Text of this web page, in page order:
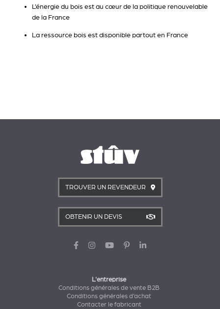
L’énergie du bois est au cœur de la politique renouvelable
de la France
La ressource bois est disponible partout en France
TROUVER UN REVENDEUR
OBTENIR UN DEVIS
L'entreprise
Conditions générales de vente B2B
Conditions générales d’achat
Contacter le fabricant